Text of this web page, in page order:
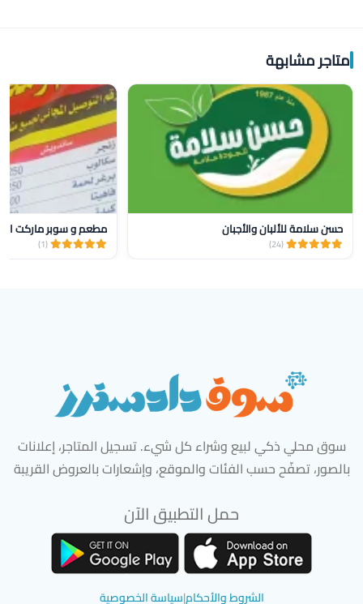
متاجر مشابهة
حسن سلامة للألبان والأجبان
(24)
مطعم و سوبر ماركت
(1)
سوق محلي ذكي لبيع وشراء كل شيء. تسجيل المتاجر، إعلانات
بالصور، تصفّح حسب الفئات والموقع، وإشعارات بالعروض القريبة
حمل التطبيق الآن
الشروط والأحكام|سياسة الخصوصية